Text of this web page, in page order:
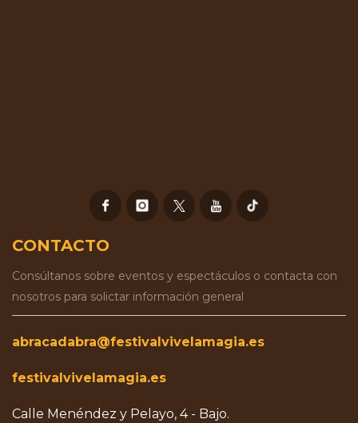
CONTACTO
Consúltanos sobre eventos y espectáculos o contacta con
nosotros para solictar información general
abracadabra@festivalvivelamagia.es
festivalvivelamagia.es
Calle Menéndez y Pelayo, 4 - Bajo.